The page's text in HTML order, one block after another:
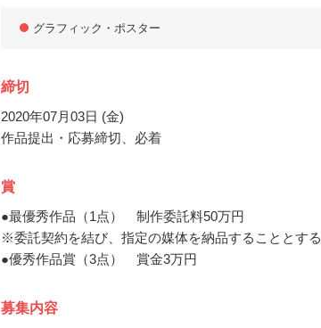
グラフィック・ポスター
締切
2020年07月03日 (金)
作品提出・応募締切、必着
賞
●最優秀作品（1点） 制作委託料50万円
※委託契約を結び、指定の媒体を納品することとする
●優秀作品賞（3点） 賞金3万円
募集内容